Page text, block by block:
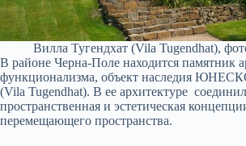
Вилла Тугендхат (Vila Tugendhat),
В районе Черна-Поле находится памятник
функционализма, объект наследия
(Vila Tugendhat). В ее архитектуре
пространственная и эстетическая
перемещающего пространства.